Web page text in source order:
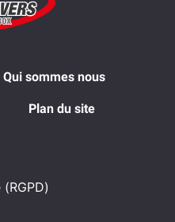
Qui sommes nous
Plan du site